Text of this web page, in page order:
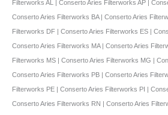
Filterworks AL | Conserto Aries Filterworks AP |
Conserto Aries Filterworks BA | Conserto Aries
Filterworks DF | Conserto Aries Filterworks ES |
Conserto Aries Filterworks MA | Conserto Aries
Filterworks MS | Conserto Aries Filterworks MG |
Conserto Aries Filterworks PB | Conserto Aries
Filterworks PE | Conserto Aries Filterworks PI |
Conserto Aries Filterworks RN | Conserto Aries